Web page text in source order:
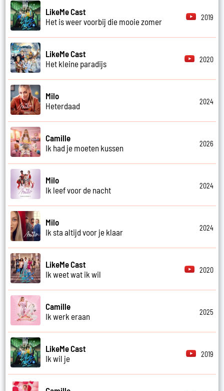
LikeMe Cast
Het is weer voorbij die mooie zomer
2019
LikeMe Cast
Het kleine paradijs
2020
Milo
Heterdaad
2024
Camille
Ik had je moeten kussen
2026
Milo
Ik leef voor de nacht
2024
Milo
Ik sta altijd voor je klaar
2024
LikeMe Cast
Ik weet wat ik wil
2020
Camille
Ik werk eraan
2025
LikeMe Cast
Ik wil je
2019